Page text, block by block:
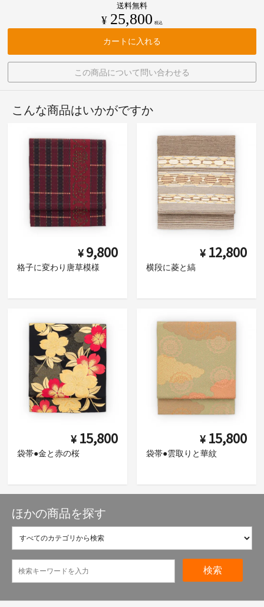
送料無料
¥ 25,800 税込
カートに入れる
この商品について問い合わせる
こんな商品はいかがですか
¥ 9,800
格子に変わり唐草模様
¥ 12,800
横段に菱と縞
¥ 15,800
袋帯●金と赤の桜
¥ 15,800
袋帯●雲取りと華紋
ほかの商品を探す
検索